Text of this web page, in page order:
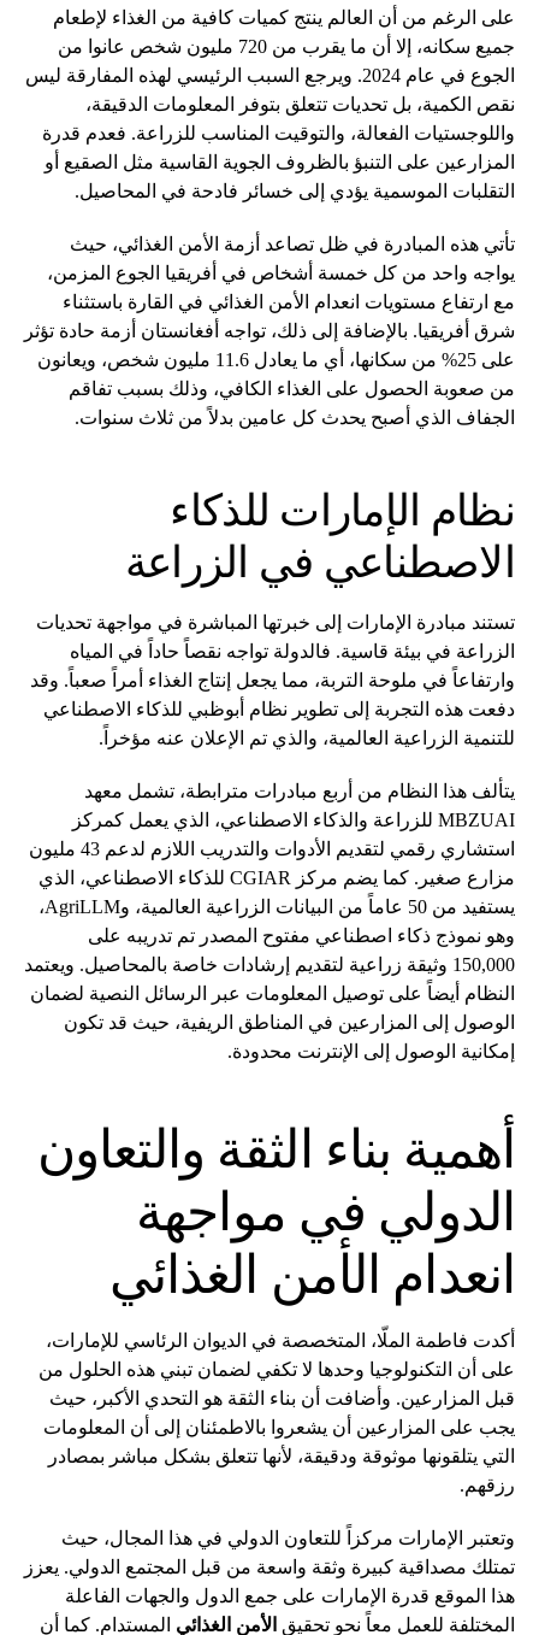
على الرغم من أن العالم ينتج كميات كافية من الغذاء لإطعام
جميع سكانه، إلا أن ما يقرب من 720 مليون شخص عانوا من
الجوع في عام 2024. ويرجع السبب الرئيسي لهذه المفارقة ليس
نقص الكمية، بل تحديات تتعلق بتوفر المعلومات الدقيقة،
واللوجستيات الفعالة، والتوقيت المناسب للزراعة. فعدم قدرة
المزارعين على التنبؤ بالظروف الجوية القاسية مثل الصقيع أو
التقلبات الموسمية يؤدي إلى خسائر فادحة في المحاصيل.
تأتي هذه المبادرة في ظل تصاعد أزمة الأمن الغذائي، حيث
يواجه واحد من كل خمسة أشخاص في أفريقيا الجوع المزمن،
مع ارتفاع مستويات انعدام الأمن الغذائي في القارة باستثناء
شرق أفريقيا. بالإضافة إلى ذلك، تواجه أفغانستان أزمة حادة تؤثر
على 25% من سكانها، أي ما يعادل 11.6 مليون شخص، ويعانون
من صعوبة الحصول على الغذاء الكافي، وذلك بسبب تفاقم
الجفاف الذي أصبح يحدث كل عامين بدلاً من ثلاث سنوات.
نظام الإمارات للذكاء
الاصطناعي في الزراعة
تستند مبادرة الإمارات إلى خبرتها المباشرة في مواجهة تحديات
الزراعة في بيئة قاسية. فالدولة تواجه نقصاً حاداً في المياه
وارتفاعاً في ملوحة التربة، مما يجعل إنتاج الغذاء أمراً صعباً. وقد
دفعت هذه التجربة إلى تطوير نظام أبوظبي للذكاء الاصطناعي
للتنمية الزراعية العالمية، والذي تم الإعلان عنه مؤخراً.
يتألف هذا النظام من أربع مبادرات مترابطة، تشمل معهد
MBZUAI للزراعة والذكاء الاصطناعي، الذي يعمل كمركز
استشاري رقمي لتقديم الأدوات والتدريب اللازم لدعم 43 مليون
مزارع صغير. كما يضم مركز CGIAR للذكاء الاصطناعي، الذي
يستفيد من 50 عاماً من البيانات الزراعية العالمية، وAgriLLM،
وهو نموذج ذكاء اصطناعي مفتوح المصدر تم تدريبه على
150,000 وثيقة زراعية لتقديم إرشادات خاصة بالمحاصيل. ويعتمد
النظام أيضاً على توصيل المعلومات عبر الرسائل النصية لضمان
الوصول إلى المزارعين في المناطق الريفية، حيث قد تكون
إمكانية الوصول إلى الإنترنت محدودة.
أهمية بناء الثقة والتعاون
الدولي في مواجهة
انعدام الأمن الغذائي
أكدت فاطمة الملّا، المتخصصة في الديوان الرئاسي للإمارات،
على أن التكنولوجيا وحدها لا تكفي لضمان تبني هذه الحلول من
قبل المزارعين. وأضافت أن بناء الثقة هو التحدي الأكبر، حيث
يجب على المزارعين أن يشعروا بالاطمئنان إلى أن المعلومات
التي يتلقونها موثوقة ودقيقة، لأنها تتعلق بشكل مباشر بمصادر
رزقهم.
وتعتبر الإمارات مركزاً للتعاون الدولي في هذا المجال، حيث
تمتلك مصداقية كبيرة وثقة واسعة من قبل المجتمع الدولي. يعزز
هذا الموقع قدرة الإمارات على جمع الدول والجهات الفاعلة
المختلفة للعمل معاً نحو تحقيق الأمن الغذائي المستدام. كما أن